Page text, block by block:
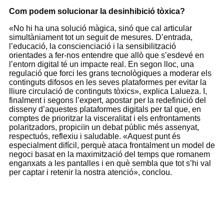
Com podem solucionar la desinhibició tòxica?
«No hi ha una solució màgica, sinó que cal articular
simultàniament tot un seguit de mesures. D’entrada,
l’educació, la conscienciació i la sensibilització
orientades a fer-nos entendre que allò que s’esdevé en
l’entorn digital té un impacte real. En segon lloc, una
regulació que forci les grans tecnològiques a moderar els
continguts difosos en les seves plataformes per evitar la
lliure circulació de continguts tòxics», explica Lalueza. I,
finalment i segons l’expert, apostar per la redefinició del
disseny d’aquestes plataformes digitals per tal que, en
comptes de prioritzar la visceralitat i els enfrontaments
polaritzadors, propiciïn un debat públic més assenyat,
respectuós, reflexiu i saludable. «Aquest punt és
especialment difícil, perquè ataca frontalment un model de
negoci basat en la maximització del temps que romanem
enganxats a les pantalles i en què sembla que tot s’hi val
per captar i retenir la nostra atenció», conclou.